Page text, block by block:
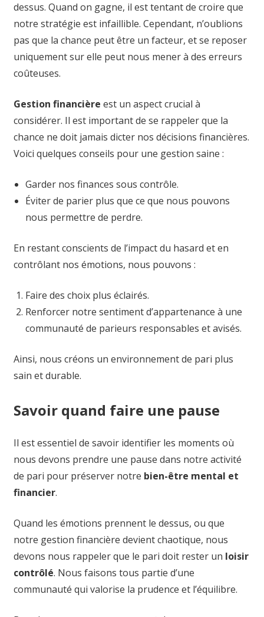
dessus. Quand on gagne, il est tentant de croire que
notre stratégie est infaillible. Cependant, n’oublions
pas que la chance peut être un facteur, et se reposer
uniquement sur elle peut nous mener à des erreurs
coûteuses.
Gestion financière est un aspect crucial à
considérer. Il est important de se rappeler que la
chance ne doit jamais dicter nos décisions financières.
Voici quelques conseils pour une gestion saine :
Garder nos finances sous contrôle.
Éviter de parier plus que ce que nous pouvons
nous permettre de perdre.
En restant conscients de l’impact du hasard et en
contrôlant nos émotions, nous pouvons :
Faire des choix plus éclairés.
Renforcer notre sentiment d’appartenance à une
communauté de parieurs responsables et avisés.
Ainsi, nous créons un environnement de pari plus
sain et durable.
Savoir quand faire une pause
Il est essentiel de savoir identifier les moments où
nous devons prendre une pause dans notre activité
de pari pour préserver notre bien-être mental et
financier.
Quand les émotions prennent le dessus, ou que
notre gestion financière devient chaotique, nous
devons nous rappeler que le pari doit rester un loisir
contrôlé. Nous faisons tous partie d’une
communauté qui valorise la prudence et l’équilibre.